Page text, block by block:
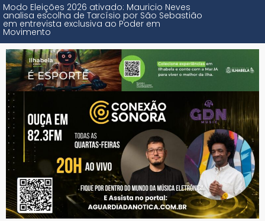
Modo Eleições 2026 ativado: Mauricio Neves
analisa escolha de Tarcísio por São Sebastião
em entrevista exclusiva ao Poder em
Movimento